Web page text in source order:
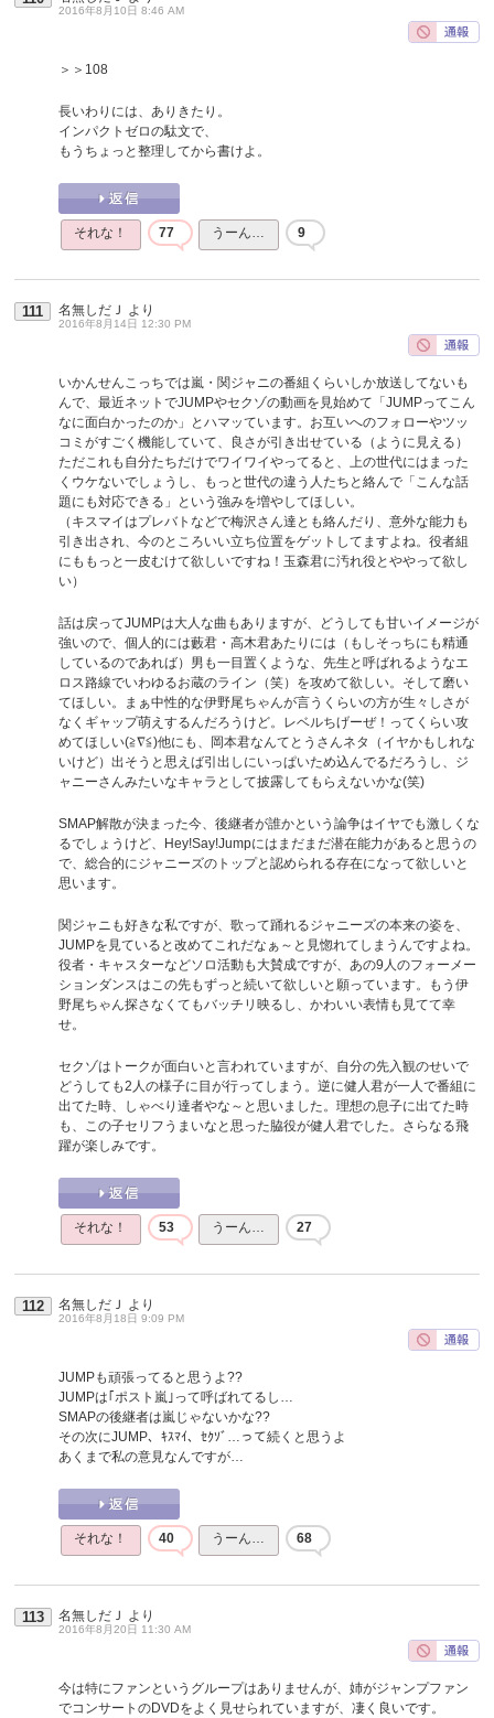
2016年8月10日 8:46 AM
＞＞108
長いわりには、ありきたり。
インパクトゼロの駄文で、
もうちょっと整理してから書けよ。
それな！ 77 うーん… 9
111 名無しだＪ より
2016年8月14日 12:30 PM
いかんせんこっちでは嵐・関ジャニの番組くらいしか放送してないも
んで、最近ネットでJUMPやセクゾの動画を見始めて「JUMPってこん
なに面白かったのか」とハマッています。お互いへのフォローやツッ
コミがすごく機能していて、良さが引き出せている（ように見える）
ただこれも自分たちだけでワイワイやってると、上の世代にはまった
くウケないでしょうし、もっと世代の違う人たちと絡んで「こんな話
題にも対応できる」という強みを増やしてほしい。
（キスマイはプレバトなどで梅沢さん達とも絡んだり、意外な能力も
引き出され、今のところいい立ち位置をゲットしてますよね。役者組
にももっと一皮むけて欲しいですね！玉森君に汚れ役とややって欲し
い）
話は戻ってJUMPは大人な曲もありますが、どうしても甘いイメージが
強いので、個人的には藪君・高木君あたりには（もしそっちにも精通
しているのであれば）男も一目置くような、先生と呼ばれるようなエ
ロス路線でいわゆるお蔵のライン（笑）を攻めて欲しい。そして磨い
てほしい。まぁ中性的な伊野尾ちゃんが言うくらいの方が生々しさが
なくギャップ萌えするんだろうけど。レベルちげーぜ！ってくらい攻
めてほしい(≧∇≦)他にも、岡本君なんてとうさんネタ（イヤかもしれな
いけど）出そうと思えば引出しにいっぱいため込んでるだろうし、ジ
ャニーさんみたいなキャラとして披露してもらえないかな(笑)
SMAP解散が決まった今、後継者が誰かという論争はイヤでも激しくな
るでしょうけど、Hey!Say!Jumpにはまだまだ潜在能力があると思うの
で、総合的にジャニーズのトップと認められる存在になって欲しいと
思います。
関ジャニも好きな私ですが、歌って踊れるジャニーズの本来の姿を、
JUMPを見ていると改めてこれだなぁ～と見惚れてしまうんですよね。
役者・キャスターなどソロ活動も大賛成ですが、あの9人のフォーメー
ションダンスはこの先もずっと続いて欲しいと願っています。もう伊
野尾ちゃん探さなくてもバッチリ映るし、かわいい表情も見てて幸
せ。
セクゾはトークが面白いと言われていますが、自分の先入観のせいで
どうしても2人の様子に目が行ってしまう。逆に健人君が一人で番組に
出てた時、しゃべり達者やな～と思いました。理想の息子に出てた時
も、この子セリフうまいなと思った脇役が健人君でした。さらなる飛
躍が楽しみです。
それな！ 53 うーん… 27
112 名無しだＪ より
2016年8月18日 9:09 PM
JUMPも頑張ってると思うよ??
JUMPは｢ポスト嵐｣って呼ばれてるし…
SMAPの後継者は嵐じゃないかな??
その次にJUMP、ｷｽﾏｲ、ｾｸｿﾞ…って続くと思うよ
あくまで私の意見なんですが…
それな！ 40 うーん… 68
113 名無しだＪ より
2016年8月20日 11:30 AM
今は特にファンというグループはありませんが、姉がジャンプファン
でコンサートのDVDをよく見せられていますが、凄く良いです。